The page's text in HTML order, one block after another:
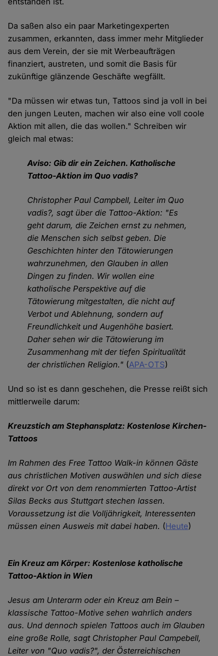
Da saßen also ein paar Marketingexperten
zusammen, erkannten, dass immer mehr Mitglieder
aus dem Verein, der sie mit Werbeaufträgen
finanziert, austreten, und somit die Basis für
zukünftige glänzende Geschäfte wegfällt.
"Da müssen wir etwas tun, Tattoos sind ja voll in bei
den jungen Leuten, machen wir also eine voll coole
Aktion mit allen, die das wollen." Schreiben wir
gleich mal etwas:
Aviso: Gib dir ein Zeichen. Katholische
Tattoo-Aktion im Quo vadis?
Christopher Paul Campbell, Leiter im Quo
vadis?, sagt über die Tattoo-Aktion: "Es
geht darum, die Zeichen ernst zu nehmen,
die Menschen sich selbst geben. Die
Geschichten hinter den Tätowierungen
wahrzunehmen, den Glauben in allen
Dingen zu finden. Wir wollen eine
katholische Perspektive auf die
Tätowierung mitgestalten, die nicht auf
Verbot und Ablehnung, sondern auf
Freundlichkeit und Augenhöhe basiert.
Daher sehen wir die Tätowierung im
Zusammenhang mit der tiefen Spiritualität
der christlichen Religion." (APA-OTS)
Und so ist es dann geschehen, die Presse reißt sich
mittlerweile darum:
Kreuzstich am Stephansplatz: Kostenlose Kirchen-
Tattoos
Im Rahmen des Free Tattoo Walk-in können Gäste
aus christlichen Motiven auswählen und sich diese
direkt vor Ort von dem renommierten Tattoo-Artist
Silas Becks aus Stuttgart stechen lassen.
Voraussetzung ist die Volljährigkeit, Interessenten
müssen einen Ausweis mit dabei haben. (Heute)
Ein Kreuz am Körper: Kostenlose katholische
Tattoo-Aktion in Wien
Jesus am Unterarm oder ein Kreuz am Bein –
klassische Tattoo-Motive sehen wahrlich anders
aus. Und dennoch spielen Tattoos auch im Glauben
eine große Rolle, sagt Christopher Paul Campebell,
Leiter von "Quo vadis?", der Österreichischen